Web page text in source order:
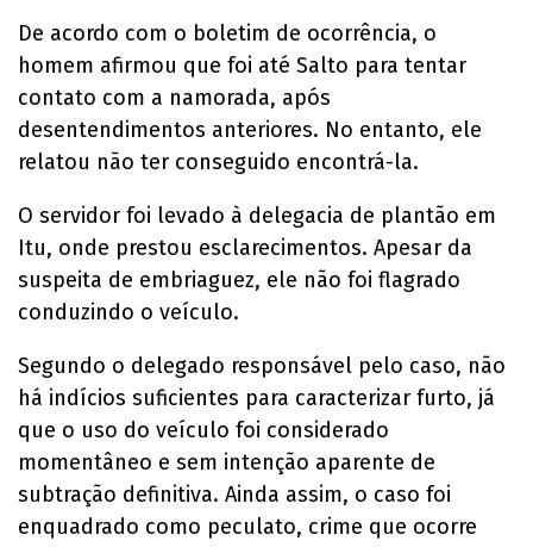
De acordo com o boletim de ocorrência, o
homem afirmou que foi até Salto para tentar
contato com a namorada, após
desentendimentos anteriores. No entanto, ele
relatou não ter conseguido encontrá-la.
O servidor foi levado à delegacia de plantão em
Itu, onde prestou esclarecimentos. Apesar da
suspeita de embriaguez, ele não foi flagrado
conduzindo o veículo.
Segundo o delegado responsável pelo caso, não
há indícios suficientes para caracterizar furto, já
que o uso do veículo foi considerado
momentâneo e sem intenção aparente de
subtração definitiva. Ainda assim, o caso foi
enquadrado como peculato, crime que ocorre